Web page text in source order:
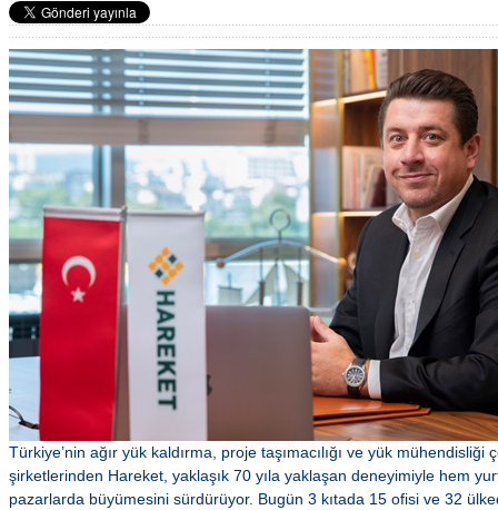
Türkiye’nin ağır yük kaldırma, proje taşımacılığı ve yük mühendisliği
şirketlerinden Hareket, yaklaşık 70 yıla yaklaşan deneyimiyle hem
pazarlarda büyümesini sürdürüyor. Bugün 3 kıtada 15 ofisi ve 32